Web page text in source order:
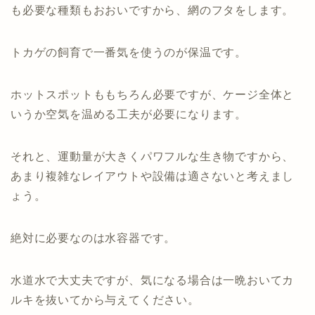
も必要な種類もおおいですから、網のフタをします。
トカゲの飼育で一番気を使うのが保温です。
ホットスポットももちろん必要ですが、ケージ全体と
いうか空気を温める工夫が必要になります。
それと、運動量が大きくパワフルな生き物ですから、
あまり複雑なレイアウトや設備は適さないと考えまし
ょう。
絶対に必要なのは水容器です。
水道水で大丈夫ですが、気になる場合は一晩おいてカ
ルキを抜いてから与えてください。